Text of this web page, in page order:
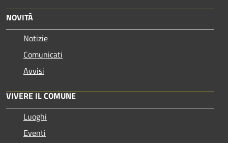
NOVITÀ
Notizie
Comunicati
Avvisi
VIVERE IL COMUNE
Luoghi
Eventi